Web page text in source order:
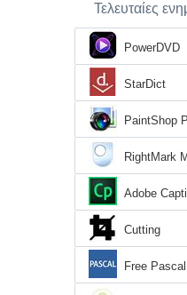
Τελευταίες
PowerDVD
StarDict
PaintShop
RightMark
Adobe
Cutting
Free Pascal